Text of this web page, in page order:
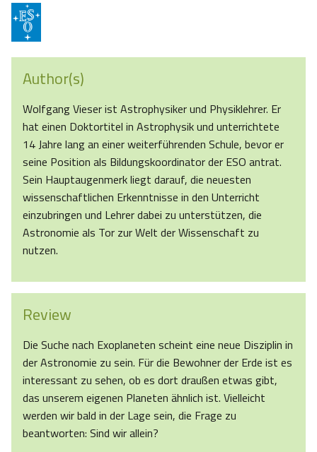
Author(s)
Wolfgang Vieser ist Astrophysiker und Physiklehrer. Er
hat einen Doktortitel in Astrophysik und unterrichtete
14 Jahre lang an einer weiterführenden Schule, bevor er
seine Position als Bildungskoordinator der ESO antrat.
Sein Hauptaugenmerk liegt darauf, die neuesten
wissenschaftlichen Erkenntnisse in den Unterricht
einzubringen und Lehrer dabei zu unterstützen, die
Astronomie als Tor zur Welt der Wissenschaft zu
nutzen.
Review
Die Suche nach Exoplaneten scheint eine neue Disziplin in
der Astronomie zu sein. Für die Bewohner der Erde ist es
interessant zu sehen, ob es dort draußen etwas gibt,
das unserem eigenen Planeten ähnlich ist. Vielleicht
werden wir bald in der Lage sein, die Frage zu
beantworten: Sind wir allein?